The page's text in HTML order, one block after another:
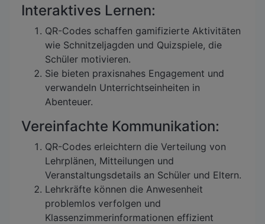
Interaktives Lernen:
QR-Codes schaffen gamifizierte Aktivitäten
wie Schnitzeljagden und Quizspiele, die
Schüler motivieren.
Sie bieten praxisnahes Engagement und
verwandeln Unterrichtseinheiten in
Abenteuer.
Vereinfachte Kommunikation:
QR-Codes erleichtern die Verteilung von
Lehrplänen, Mitteilungen und
Veranstaltungsdetails an Schüler und Eltern.
Lehrkräfte können die Anwesenheit
problemlos verfolgen und
Klassenzimmerinformationen effizient